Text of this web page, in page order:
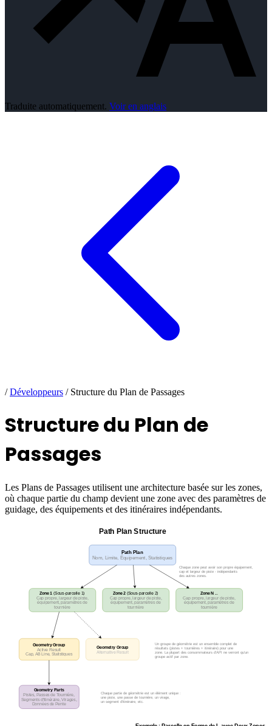
Traduite automatiquement. Voir en anglais
/ Développeurs / Structure du Plan de Passages
Structure du Plan de
Passages
Les Plans de Passages utilisent une architecture basée sur les zones,
où chaque partie du champ devient une zone avec des paramètres de
guidage, des équipements et des itinéraires indépendants.